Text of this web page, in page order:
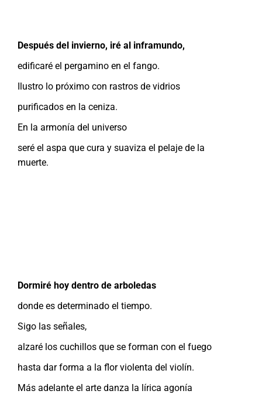
Después del invierno, iré al inframundo,
edificaré el pergamino en el fango.
Ilustro lo próximo con rastros de vidrios
purificados en la ceniza.
En la armonía del universo
seré el aspa que cura y suaviza el pelaje de la
muerte.
Dormiré hoy dentro de arboledas
donde es determinado el tiempo.
Sigo las señales,
alzaré los cuchillos que se forman con el fuego
hasta dar forma a la flor violenta del violín.
Más adelante el arte danza la lírica agonía